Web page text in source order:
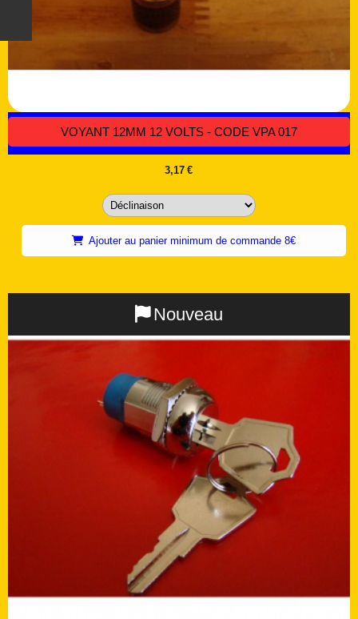
VOYANT 12MM 12 VOLTS - CODE VPA 017
3,17 €
Ajouter au panier minimum de commande 8€
Nouveau